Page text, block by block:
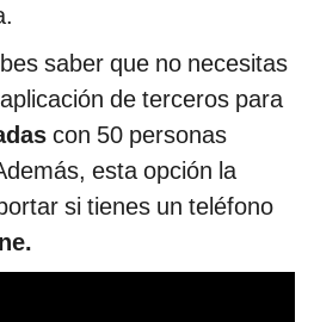
saber que no necesitas
de terceros para
con 50 personas
esta opción la
si tienes un teléfono